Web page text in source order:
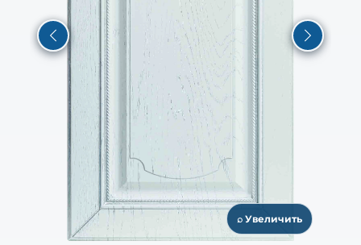
⌕ Увеличить
Previous Next